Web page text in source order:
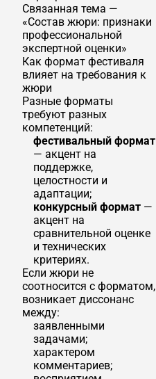
Связанная тема —
«Состав жюри: признаки
профессиональной
экспертной оценки»
Как формат фестиваля
влияет на требования к
жюри
Разные форматы
требуют разных
компетенций:
фестивальный формат
— акцент на
поддержке,
целостности и
адаптации;
конкурсный формат —
акцент на
сравнительной оценке
и технических
критериях.
Если жюри не
соотносится с форматом,
возникает диссонанс
между:
заявленными
задачами;
характером
комментариев;